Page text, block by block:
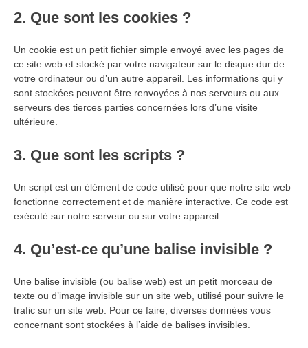
2. Que sont les cookies ?
Un cookie est un petit fichier simple envoyé avec les pages de
ce site web et stocké par votre navigateur sur le disque dur de
votre ordinateur ou d’un autre appareil. Les informations qui y
sont stockées peuvent être renvoyées à nos serveurs ou aux
serveurs des tierces parties concernées lors d’une visite
ultérieure.
3. Que sont les scripts ?
Un script est un élément de code utilisé pour que notre site web
fonctionne correctement et de manière interactive. Ce code est
exécuté sur notre serveur ou sur votre appareil.
4. Qu’est-ce qu’une balise invisible ?
Une balise invisible (ou balise web) est un petit morceau de
texte ou d’image invisible sur un site web, utilisé pour suivre le
trafic sur un site web. Pour ce faire, diverses données vous
concernant sont stockées à l’aide de balises invisibles.